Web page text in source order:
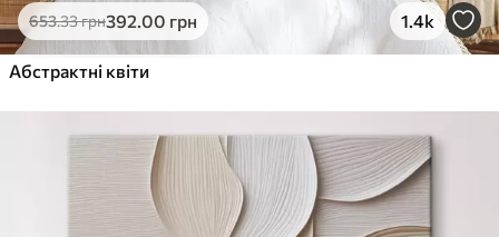
653.33грн392.00 грн 1.4k
Абстрактні квіти